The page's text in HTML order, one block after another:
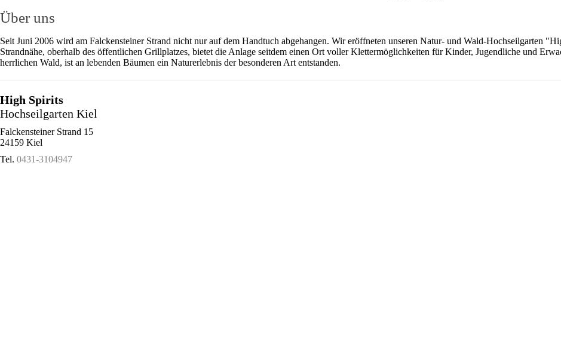
Über uns
Seit Juni 2006 wird am Falckensteiner Strand nicht nur auf dem Handtuch abgehangen. Wir eröffneten unseren Natur- und Wald-Hochseilgarten
Strandnähe, oberhalb des öffentlichen Grillplatzes, bietet die Anlage seitdem einen Ort voller Klettermöglichkeiten für Kinder, Jugendliche und
herrlichen Wald, ist an lebenden Bäumen ein Naturerlebnis der besonderen Art entstanden.
High Spirits
Hochseilgarten Kiel
Falckensteiner Strand 15
24159 Kiel
Tel. 0431-3104947